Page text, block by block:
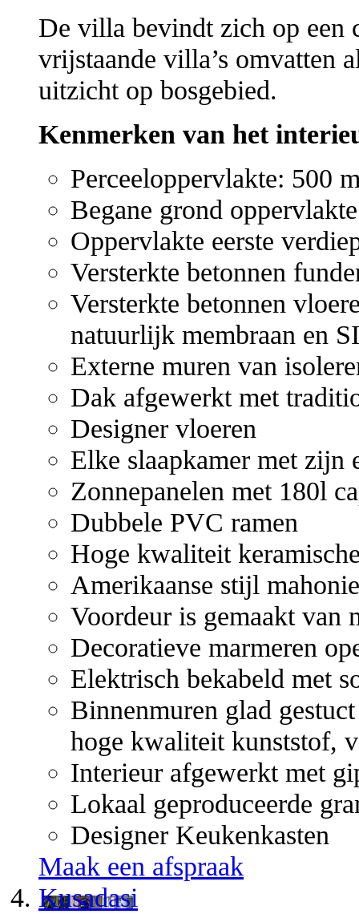
De villa bevindt zich op een
vrijstaande villa’s omvatten
uitzicht op bosgebied.
Kenmerken van het
Perceeloppervlakte: 500
Begane grond
Oppervlakte eerste
Versterkte betonnen
Versterkte betonnen
natuurlijk membraan en
Externe muren van
Dak afgewerkt met
Designer vloeren
Elke slaapkamer met zijn
Zonnepanelen met 180l
Dubbele PVC ramen
Hoge kwaliteit
Amerikaanse stijl
Voordeur is gemaakt van
Decoratieve marmeren
Elektrisch bekabeld met
Binnenmuren glad
hoge kwaliteit kunststof,
Interieur afgewerkt met
Lokaal geproduceerde
Designer Keukenkasten
Maak een afspraak
Kusadasi